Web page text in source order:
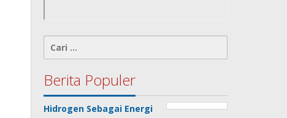
untuk:
Berita Populer
Hidrogen Sebagai Energi